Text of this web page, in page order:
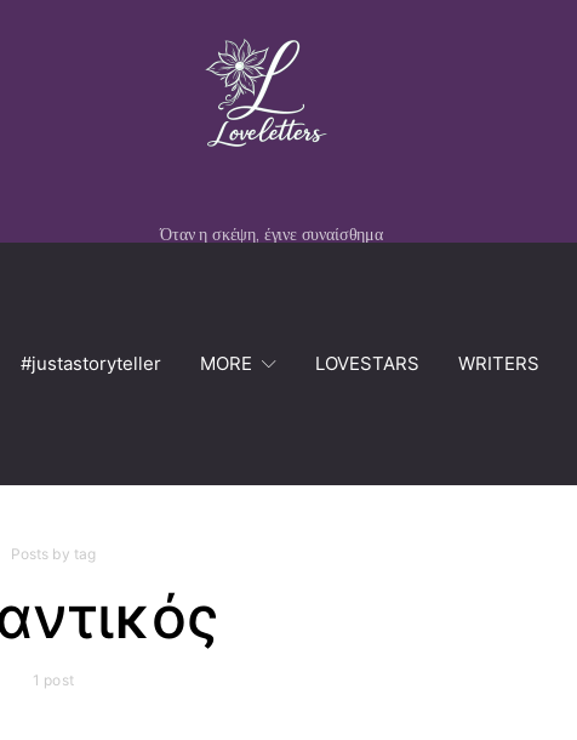
Όταν η σκέψη, έγινε συναίσθημα
#justastoryteller MORE LOVESTARS WRITERS
Posts by tag
1 post